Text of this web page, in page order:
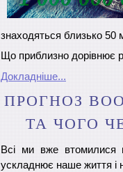
знаходяться близько 50
Що приблизно дорівнює
Докладніше...
ПРОГНОЗ
ТА ЧОГО
Всі ми вже втомилися
ускладнює наше життя і